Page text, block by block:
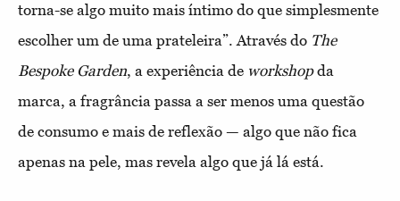
torna-se algo muito mais íntimo do que simplesmente
escolher um de uma prateleira”. Através do The
Bespoke Garden, a experiência de workshopda
marca, a fragrância passa a ser menos uma questão
de consumo e mais de reflexão — algo que não fica
apenas na pele, mas revela algo que já lá está.